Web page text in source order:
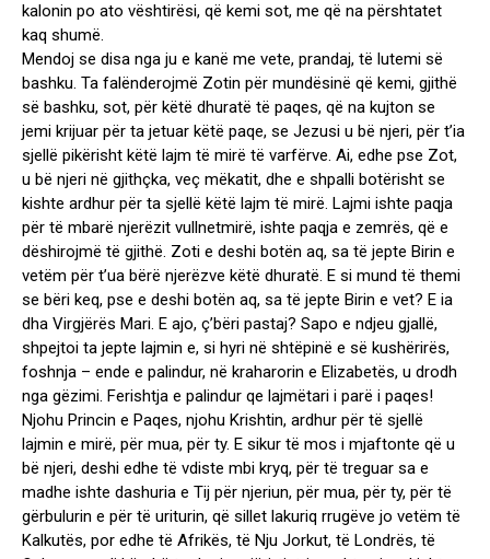
kalonin po ato vështirësi, që kemi sot, me që na përshtatet
kaq shumë.
Mendoj se disa nga ju e kanë me vete, prandaj, të lutemi së
bashku. Ta falënderojmë Zotin për mundësinë që kemi, gjithë
së bashku, sot, për këtë dhuratë të paqes, që na kujton se
jemi krijuar për ta jetuar këtë paqe, se Jezusi u bë njeri, për t’ia
sjellë pikërisht këtë lajm të mirë të varfërve. Ai, edhe pse Zot,
u bë njeri në gjithçka, veç mëkatit, dhe e shpalli botërisht se
kishte ardhur për ta sjellë këtë lajm të mirë. Lajmi ishte paqja
për të mbarë njerëzit vullnetmirë, ishte paqja e zemrës, që e
dëshirojmë të gjithë. Zoti e deshi botën aq, sa të jepte Birin e
vetëm për t’ua bërë njerëzve këtë dhuratë. E si mund të themi
se bëri keq, pse e deshi botën aq, sa të jepte Birin e vet? E ia
dha Virgjërës Mari. E ajo, ç’bëri pastaj? Sapo e ndjeu gjallë,
shpejtoi ta jepte lajmin e, si hyri në shtëpinë e së kushërirës,
foshnja – ende e palindur, në kraharorin e Elizabetës, u drodh
nga gëzimi. Ferishtja e palindur qe lajmëtari i parë i paqes!
Njohu Princin e Paqes, njohu Krishtin, ardhur për të sjellë
lajmin e mirë, për mua, për ty. E sikur të mos i mjaftonte që u
bë njeri, deshi edhe të vdiste mbi kryq, për të treguar sa e
madhe ishte dashuria e Tij për njeriun, për mua, për ty, për të
gërbulurin e për të uriturin, që sillet lakuriq rrugëve jo vetëm të
Kalkutës, por edhe të Afrikës, të Nju Jorkut, të Londrës, të